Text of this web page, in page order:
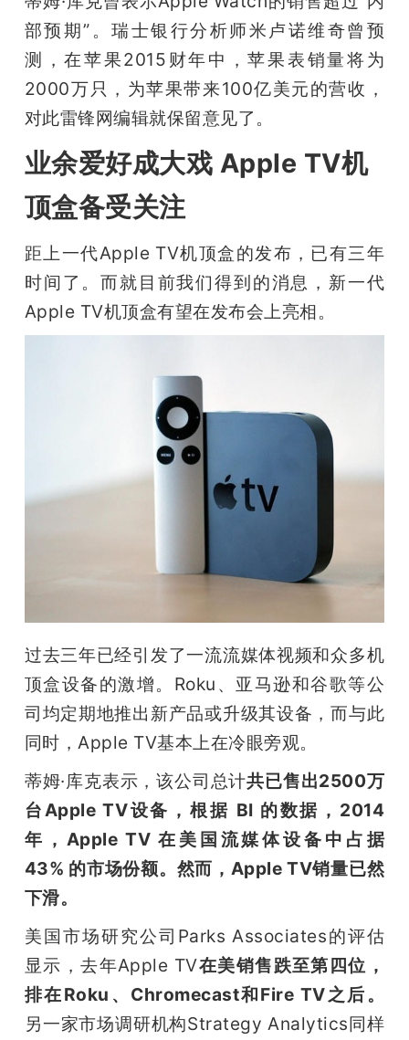
部预期”。瑞士银行分析师米卢诺维奇曾预
测，在苹果2015财年中，苹果表销量将为
2000万只，为苹果带来100亿美元的营收，
对此雷锋网编辑就保留意见了。
业余爱好成大戏 Apple TV机
顶盒备受关注
距上一代Apple TV机顶盒的发布，已有三年
时间了。而就目前我们得到的消息，新一代
Apple TV机顶盒有望在发布会上亮相。
过去三年已经引发了一流流媒体视频和众多机
顶盒设备的激增。Roku、亚马逊和谷歌等公
司均定期地推出新产品或升级其设备，而与此
同时，Apple TV基本上在冷眼旁观。
蒂姆·库克表示，该公司总计共已售出2500万
台Apple TV设备，根据 BI 的数据，2014
年，Apple TV 在美国流媒体设备中占据
43% 的市场份额。然而，Apple TV销量已然
下滑。
美国市场研究公司Parks Associates的评估
显示，去年Apple TV在美销售跌至第四位，
排在Roku、Chromecast和Fire TV之后。
另一家市场调研机构Strategy Analytics同样